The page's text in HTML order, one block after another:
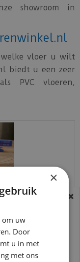
showroom in
vloer u wilt
biedt u een zeer
PVC vloeren,
periode zijn wij
helaas niet
verwerkt
×
om uw
Door
u in met
met ons